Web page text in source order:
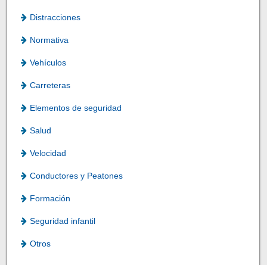
Distracciones
Normativa
Vehículos
Carreteras
Elementos de seguridad
Salud
Velocidad
Conductores y Peatones
Formación
Seguridad infantil
Otros